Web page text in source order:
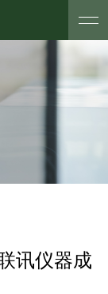
讯仪器成